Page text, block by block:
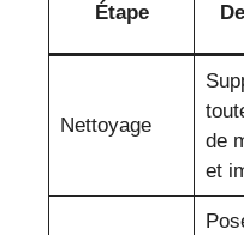
Étape
Nettoyage
de
et